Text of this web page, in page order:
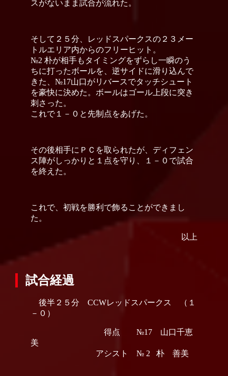
スがないまま試合が流れた。
そして２５分、レッドスパークスの２３メー
トルエリア内からのフリーヒット。
№2 朴が相手もタイミングをずらし一瞬のう
ちに打ったボールを、逆サイドに滑り込んで
きた、№17山口がリバースでタッチシュート
を豪快に決めた。ボールはゴール上段に突き
刺さった。
これで１－０と先制点をあげた。
その後相手にＰＣを取られたが、ディフェン
ス陣がしっかりと１点を守り、１－０で試合
を終えた。
これで、初戦を勝利で飾ることができまし
た。
以上
試合経過
後半２５分 CCWレッドスパークス （１
－０）
得点 №17 山口千恵
美
アシスト № 2 朴 善美